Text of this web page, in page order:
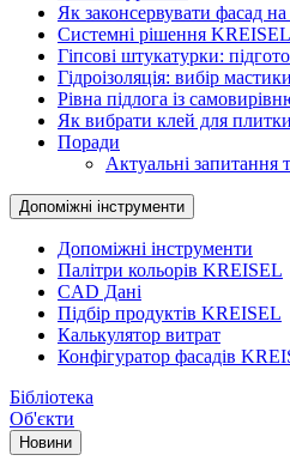
Як законсервувати фасад
Системні рішення
Гіпсові штукатурки:
Гідроізоляція: вибір мастики
Рівна підлога із
Як вибрати клей для плитки
Поради
Актуальні запитання
Допоміжні інструменти
Допоміжні інструменти
Палітри кольорів KREISEL
CAD Дані
Підбір продуктів KREISEL
Калькулятор витрат
Конфігуратор фасадів
Бібліотека
Об'єкти
Новини